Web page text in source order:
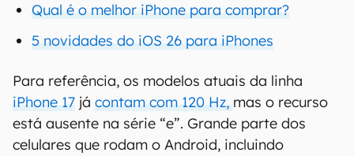
Qual é o melhor iPhone para comprar?
5 novidades do iOS 26 para iPhones
Para referência, os modelos atuais da linha
iPhone 17 já contam com 120 Hz, mas o recurso
está ausente na série “e”. Grande parte dos
celulares que rodam o Android, incluindo